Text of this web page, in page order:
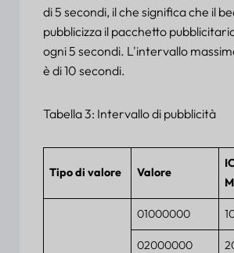
di 5 secondi, il che significa che il
pubblicizza il pacchetto
ogni 5 secondi. L'intervallo
è di 10 secondi.
Tabella 3: Intervallo di pubblicità
Tipo di valore Valore
M
01000000
02000000